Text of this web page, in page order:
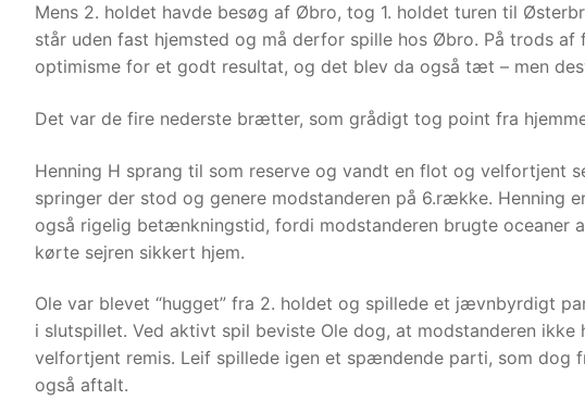
Mens 2. holdet havde besøg af Øbro, tog 1. holdet turen til
står uden fast hjemsted og må derfor spille hos Øbro. På trods
optimisme for et godt resultat, og det blev da også tæt – men
Det var de fire nederste brætter, som grådigt tog point fra
Henning H sprang til som reserve og vandt en flot og velfortjent
springer der stod og genere modstanderen på 6.række. Henning
også rigelig betænkningstid, fordi modstanderen brugte oceaner
kørte sejren sikkert hjem.
Ole var blevet “hugget” fra 2. holdet og spillede et jævnbyrdigt
i slutspillet. Ved aktivt spil beviste Ole dog, at modstanderen
velfortjent remis. Leif spillede igen et spændende parti, som dog
også aftalt.